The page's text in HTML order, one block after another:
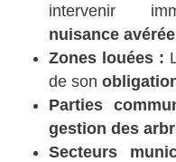
intervenir
nuisance avérée
Zones louées :
de son
Parties
gestion des
Secteurs